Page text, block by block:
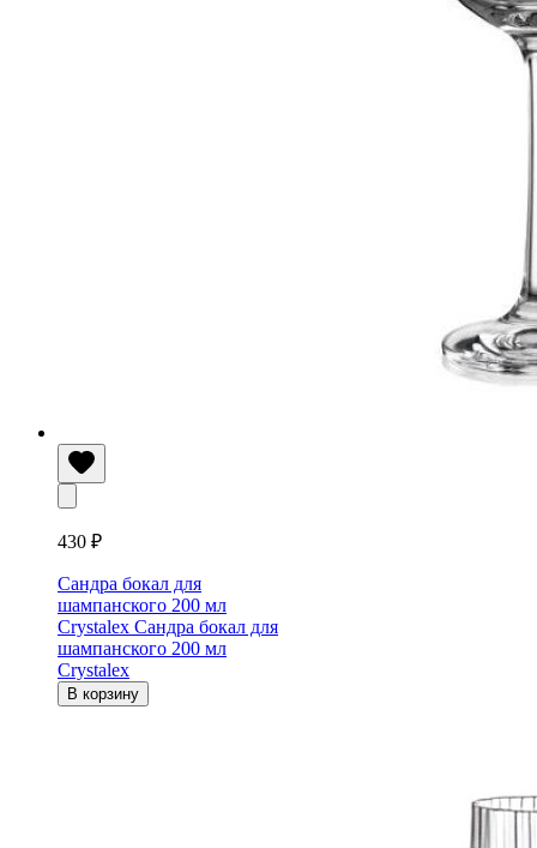
430 ₽
Сандра бокал для
шампанского 200 мл
Crystalex Сандра бокал для
шампанского 200 мл
Crystalex
В корзину